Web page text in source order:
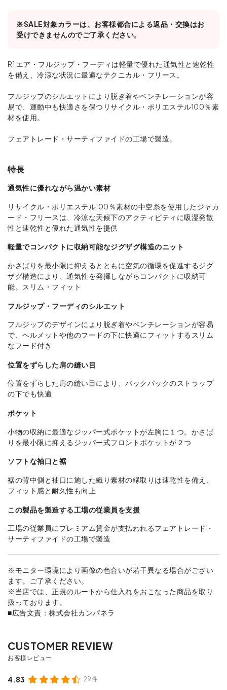
※SALE対象カラーは、お客様都合による返品・交換はお
受けできませんのでご了承ください。
R1 エア・フルジップ・フーディは軽量で優れた通気性と速乾性
を備え、冷涼な状況に最適なテクニカル・フリース。
フルジップのシルエットにより脱ぎ着やベンチレーションが容
易で、運動中も快適さを保つリサイクル・ポリエステル100％素
材を使用。
フェアトレード・サーティファイドの工場で製造。
特長
通気性に優れながら温かい素材
リサイクル・ポリエステル100％素材の中空糸を使用したジャカ
ード・フリースは、冷涼な天候下のアクティビティに吸湿発散
性と速乾性と優れた通気性を提供
軽量でコンパクトに収納可能なジグザグ構造のニット
かさばりを最小限に抑えるとともに空気の循環を促進するジグ
ザグ構造により、通気性を発揮しながらコンパクトに収納可
能。スリム・フィット
フルジップ・フーディのシルエット
フルジップのデザインにより脱ぎ着やベンチレーションが容易
で、ヘルメットや他のフードの下に快適にフィットするスリム
なフード付き
位置をずらした肩の縫い目
位置をずらした肩の縫い目により、バックパックのストラップ
の下でも快適
ポケット
小物の収納に最適なジッパー式ポケットが左胸に１つ。かさば
りを最小限に抑えるジッパー式フロントポケットが２つ
ソフトな袖口と裾
裾の背中側と袖口に施した織り素材の縁取りは速乾性を備え、
フィット感と耐久性も向上
この製品を製造する工場の従業員を支援
工場の従業員にプレミアム賃金が支払われるフェアトレード・
サーティファイドの工場で製造
※モニター環境により画像の色合いが若干異なる場合がござい
ます。ご了承ください。
※当店では、正規のルートから仕入れをおこなった商品を取り
扱っております。
■広告文責：株式会社カンパネラ
4.83 29件